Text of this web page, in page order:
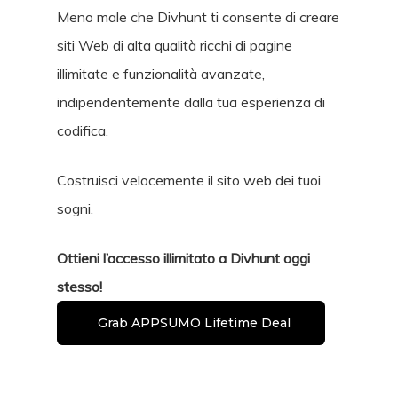
Meno male che Divhunt ti consente di creare
siti Web di alta qualità ricchi di pagine
illimitate e funzionalità avanzate,
indipendentemente dalla tua esperienza di
codifica.
Costruisci velocemente il sito web dei tuoi
sogni.
Ottieni l’accesso illimitato a Divhunt oggi
stesso!
Grab APPSUMO Lifetime Deal